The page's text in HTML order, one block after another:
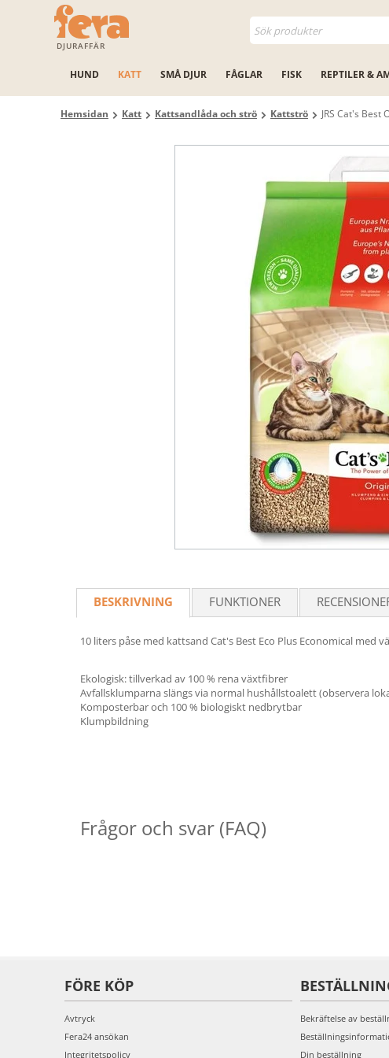
DJURAFFÄR
HUND KATT SMÅ DJUR FÅGLAR FISK REPTILER &
Hemsidan Katt Kattsandlåda och strö Kattströ JRS Cat's Best
BESKRIVNING FUNKTIONER
10 liters påse med kattsand Cat's Best Eco Plus Economical med
Ekologisk: tillverkad av 100 % rena växtfibrer
Avfallsklumparna slängs via normal hushållstoalett (observera
Komposterbar och 100 % biologiskt nedbrytbar
Klumpbildning
Frågor och svar (FAQ)
FÖRE KÖP
Avtryck
Fera24 ansökan
Integritetspolicy
Bekräftelse av
Din beställning